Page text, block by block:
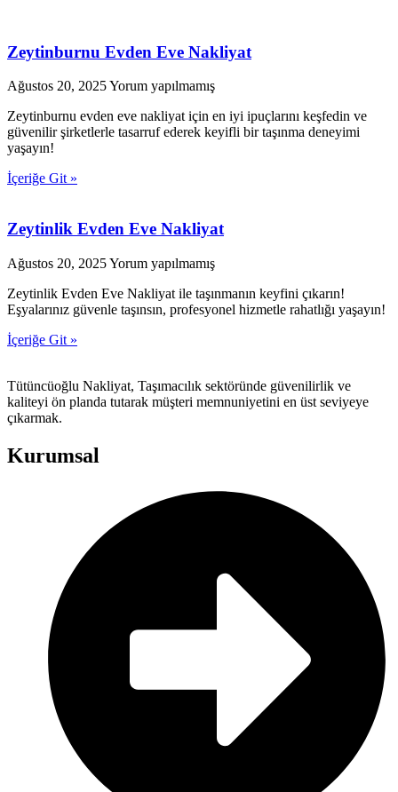
Zeytinburnu Evden Eve Nakliyat
Ağustos 20, 2025Yorum yapılmamış
Zeytinburnu evden eve nakliyat için en iyi ipuçlarını keşfedin ve
güvenilir şirketlerle tasarruf ederek keyifli bir taşınma deneyimi
yaşayın!
İçeriğe Git »
Zeytinlik Evden Eve Nakliyat
Ağustos 20, 2025Yorum yapılmamış
Zeytinlik Evden Eve Nakliyat ile taşınmanın keyfini çıkarın!
Eşyalarınız güvenle taşınsın, profesyonel hizmetle rahatlığı yaşayın!
İçeriğe Git »
Tütüncüoğlu Nakliyat, Taşımacılık sektöründe güvenilirlik ve
kaliteyi ön planda tutarak müşteri memnuniyetini en üst seviyeye
çıkarmak.
Kurumsal